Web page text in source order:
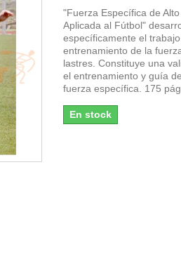
"Fuerza Específica de
Aplicada al Fútbol"
específicamente el
entrenamiento de la
lastres. Constituye una
el entrenamiento y guía
fuerza específica. 175
En stock